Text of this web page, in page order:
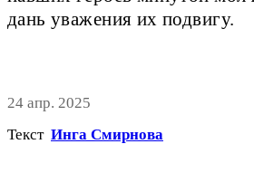
дань уважения их подвигу.
24 апр. 2025
Текст Инга Смирнова